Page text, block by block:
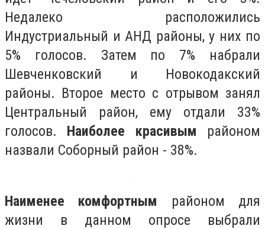
Недалеко расположились
Индустриальный и АНД районы, у них по
5% голосов. Затем по 7% набрали
Шевченковский и Новокодакский
районы. Второе место с отрывом занял
Центральный район, ему отдали 33%
голосов. Наиболее красивым районом
назвали Соборный район - 38%.
Наименее комфортным районом для
жизни в данном опросе выбрали